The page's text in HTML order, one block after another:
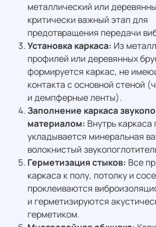
металлический или
критически важный этап для
предотвращения передачи
Установка каркаса: Из
профилей или деревянных
формируется каркас, не
контакта с основной стеной
и демпферные ленты).
Заполнение каркаса
материалом: Внутрь каркаса
укладывается минеральная
волокнистый
Герметизация стыков: Все
каркаса к полу, потолку и
проклеиваются
и герметизируются
герметиком.